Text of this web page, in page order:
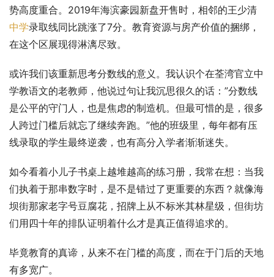
势高度重合。2019年海滨豪园新盘开售时，相邻的王少清
中学录取线同比跳涨了7分。教育资源与房产价值的捆绑，
在这个区展现得淋漓尽致。
或许我们该重新思考分数线的意义。我认识个在荃湾官立中
学教语文的老教师，他说过句让我沉思很久的话：”分数线
是公平的守门人，也是焦虑的制造机。但最可惜的是，很多
人跨过门槛后就忘了继续奔跑。”他的班级里，每年都有压
线录取的学生最终逆袭，也有高分入学者渐渐迷失。
如今看着小儿子书桌上越堆越高的练习册，我常在想：当我
们执着于那串数字时，是不是错过了更重要的东西？就像海
坝街那家老字号豆腐花，招牌上从不标米其林星级，但街坊
们用四十年的排队证明着什么才是真正值得追求的。
毕竟教育的真谛，从来不在门槛的高度，而在于门后的天地
有多宽广。